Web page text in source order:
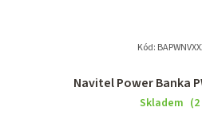
Navitel Power Banka
Skladem (2
Kód: